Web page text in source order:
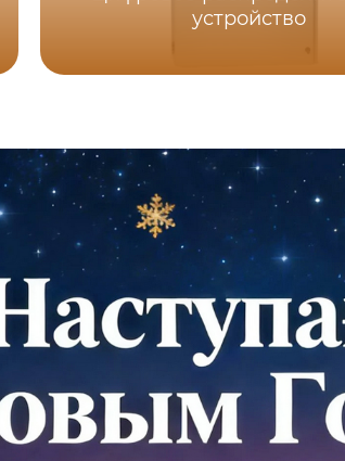
устройство